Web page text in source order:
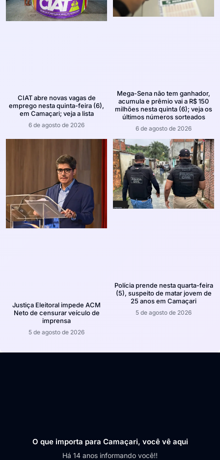
CIAT abre novas vagas de
emprego nesta quinta-feira (6),
em Camaçari; veja a lista
6 de agosto de 2026
Mega-Sena não tem ganhador,
acumula e prêmio vai a R$ 150
milhões nesta quinta (6); veja os
últimos números sorteados
6 de agosto de 2026
Justiça Eleitoral impede ACM
Neto de censurar veículo de
imprensa
5 de agosto de 2026
Polícia prende nesta quarta-feira
(5), suspeito de matar jovem de
25 anos em Camaçari
5 de agosto de 2026
O que importa para Camaçari, você vê aqui
Há 14 anos informando você!!